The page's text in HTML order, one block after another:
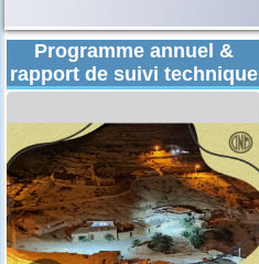
Programme annuel &
rapport de suivi technique